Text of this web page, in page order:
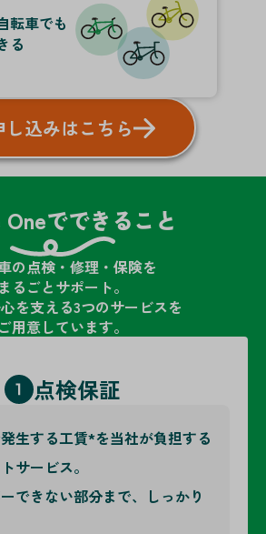
転車でも
る
し込みはこちら
Oneでできること
の点検・修理・保険を
まるごとサポート。
を支える3つのサービスを
ご用意しています。
点検保証
生する工賃*を当社が負担する
サービス。
できない部分まで、しっかり